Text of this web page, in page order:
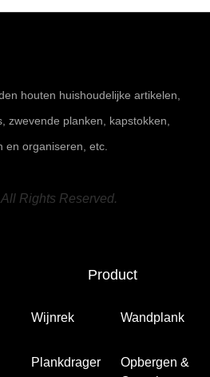
houten huishoudelijke artikelen,
zwevende planken, kapstokken,
en organiseren, etc.
Rights Reserved.
Product
Wijnrek
Wandplank
Plankdrager
Opbergen &